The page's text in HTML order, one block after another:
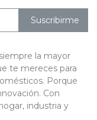
Suscribirme
la mayor
te mereces para
Porque
Con
industria y